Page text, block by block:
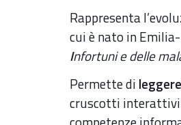
Rappresenta
cui è nato in
Infortuni e delle
Permette di
cruscotti interattivi